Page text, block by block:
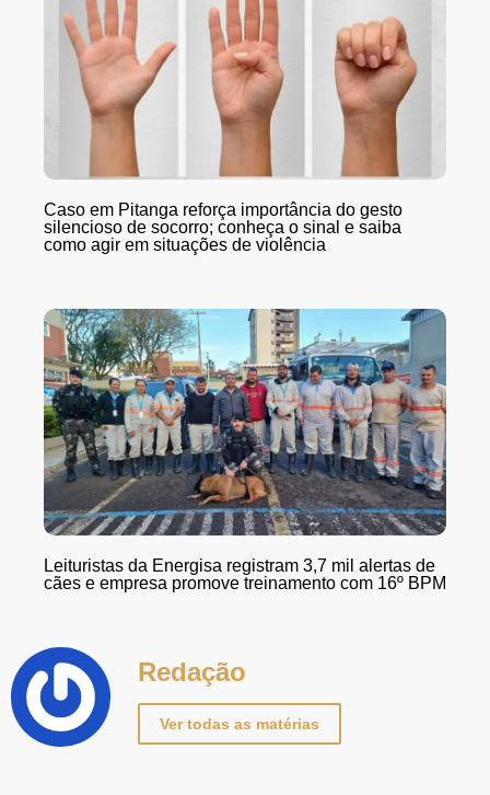
Caso em Pitanga reforça importância do gesto
silencioso de socorro; conheça o sinal e saiba
como agir em situações de violência
Leituristas da Energisa registram 3,7 mil alertas de
cães e empresa promove treinamento com 16º BPM
Redação
Ver todas as matérias